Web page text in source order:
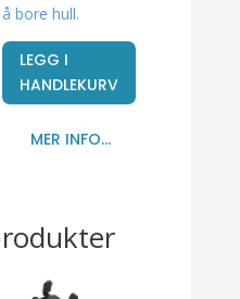
å bore hull.
LEGG I
HANDLEKURV
MER INFO...